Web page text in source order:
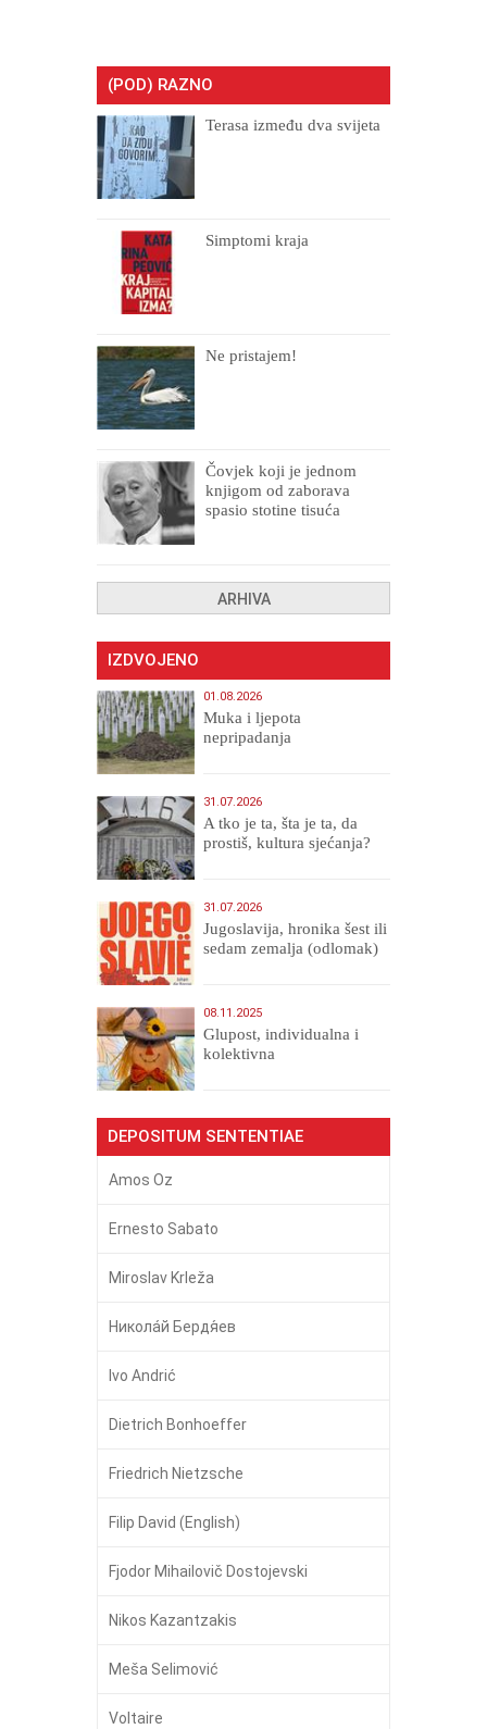
(POD) RAZNO
Terasa između dva svijeta
Simptomi kraja
Ne pristajem!
Čovjek koji je jednom
knjigom od zaborava
spasio stotine tisuća
ARHIVA
IZDVOJENO
01.08.2026
Muka i ljepota
nepripadanja
31.07.2026
A tko je ta, šta je ta, da
prostiš, kultura sjećanja?
31.07.2026
Jugoslavija, hronika šest ili
sedam zemalja (odlomak)
08.11.2025
Glupost, individualna i
kolektivna
DEPOSITUM SENTENTIAE
Amos Oz
Ernesto Sabato
Miroslav Krleža
Никола́й Бердя́ев
Ivo Andrić
Dietrich Bonhoeffer
Friedrich Nietzsche
Filip David (English)
Fjodor Mihailovič Dostojevski
Nikos Kazantzakis
Meša Selimović
Voltaire